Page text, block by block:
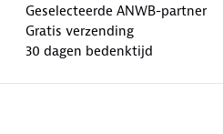
Geselecteerde ANWB-partner
Gratis verzending
30 dagen bedenktijd